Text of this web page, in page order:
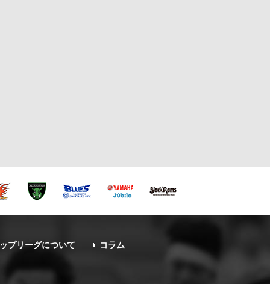
プリーグについて コラム